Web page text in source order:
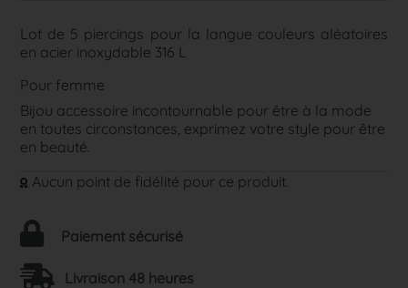
Lot de 5 piercings pour la langue couleurs aléatoires
en acier inoxydable 316 L
Pour femme
Bijou accessoire incontournable pour être à la mode
en toutes circonstances, exprimez votre style pour être
en beauté.
Aucun point de fidélité pour ce produit.
Paiement sécurisé
Livraison 48 heures